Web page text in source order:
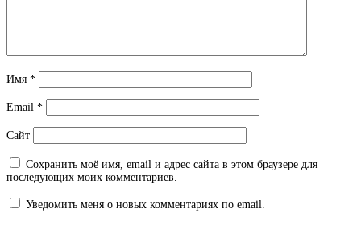
Имя *
Email *
Сайт
Сохранить моё имя, email и адрес сайта в этом браузере для
последующих моих комментариев.
Уведомить меня о новых комментариях по email.